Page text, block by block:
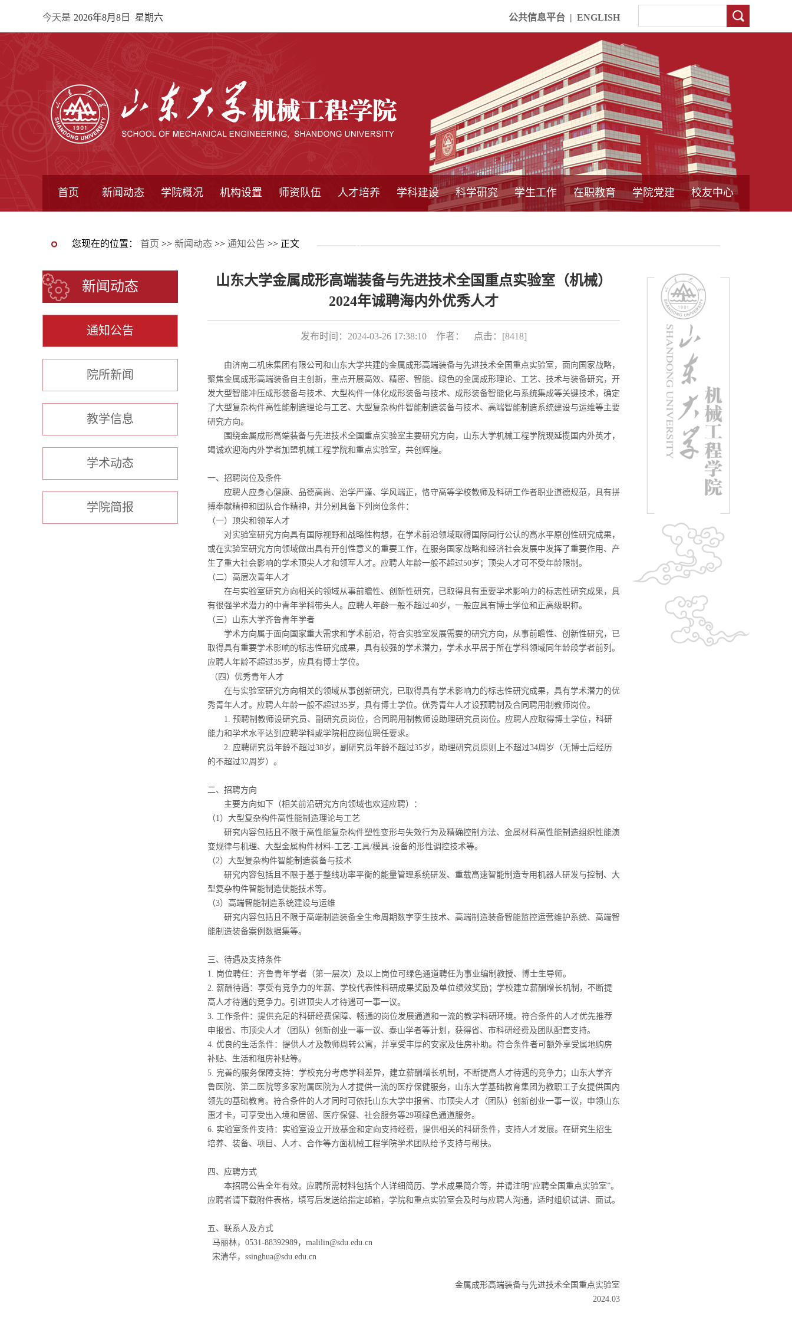
今天是 2026年8月8日 星期六 公共信息平台 | ENGLISH
首页 新闻动态 学院概况 机构设置 师资队伍 人才培养
坛
学科建设 科学研究 学生工作 在职教育 学院党建 校友中心
您现在的位置： 首页 >> 新闻动态 >> 通知公告 >> 正文
新闻动态
通知公告
院所新闻
教学信息
学术动态
学院简报
山东大学金属成形高端装备与先进技术全国重点实验室（机械）
2024年诚聘海内外优秀人才
发布时间：2024-03-26 17:38:10 作者： 点击：[8418]
由济南二机床集团有限公司和山东大学共建的金属成形高端装备与先进技术全国重点实验室，面向国家战略，
聚焦金属成形高端装备自主创新，重点开展高效、精密、智能、绿色的金属成形理论、工艺、技术与装备研究，开
发大型智能冲压成形装备与技术、大型构件一体化成形装备与技术、成形装备智能化与系统集成等关键技术，确定
了大型复杂构件高性能制造理论与工艺、大型复杂构件智能制造装备与技术、高端智能制造系统建设与运维等主要
研究方向。
围绕金属成形高端装备与先进技术全国重点实验室主要研究方向，山东大学机械工程学院现延揽国内外英才，
竭诚欢迎海内外学者加盟机械工程学院和重点实验室，共创辉煌。
一、招聘岗位及条件
应聘人应身心健康、品德高尚、治学严谨、学风端正，恪守高等学校教师及科研工作者职业道德规范，具有拼
搏奉献精神和团队合作精神，并分别具备下列岗位条件：
（一）顶尖和领军人才
对实验室研究方向具有国际视野和战略性构想，在学术前沿领域取得国际同行公认的高水平原创性研究成果，
或在实验室研究方向领域做出具有开创性意义的重要工作，在服务国家战略和经济社会发展中发挥了重要作用、产
生了重大社会影响的学术顶尖人才和领军人才。应聘人年龄一般不超过50岁；顶尖人才可不受年龄限制。
（二）高层次青年人才
在与实验室研究方向相关的领域从事前瞻性、创新性研究，已取得具有重要学术影响力的标志性研究成果，具
有很强学术潜力的中青年学科带头人。应聘人年龄一般不超过40岁，一般应具有博士学位和正高级职称。
（三）山东大学齐鲁青年学者
学术方向属于面向国家重大需求和学术前沿，符合实验室发展需要的研究方向，从事前瞻性、创新性研究，已
取得具有重要学术影响的标志性研究成果，具有较强的学术潜力，学术水平居于所在学科领域同年龄段学者前列。
应聘人年龄不超过35岁，应具有博士学位。
（四）优秀青年人才
在与实验室研究方向相关的领域从事创新研究，已取得具有学术影响力的标志性研究成果，具有学术潜力的优
秀青年人才。应聘人年龄一般不超过35岁，具有博士学位。优秀青年人才设预聘制及合同聘用制教师岗位。
1. 预聘制教师设研究员、副研究员岗位，合同聘用制教师设助理研究员岗位。应聘人应取得博士学位，科研
能力和学术水平达到应聘学科或学院相应岗位聘任要求。
2. 应聘研究员年龄不超过38岁，副研究员年龄不超过35岁，助理研究员原则上不超过34周岁（无博士后经历
的不超过32周岁）。
二、招聘方向
主要方向如下（相关前沿研究方向领域也欢迎应聘）：
（1）大型复杂构件高性能制造理论与工艺
研究内容包括且不限于高性能复杂构件塑性变形与失效行为及精确控制方法、金属材料高性能制造组织性能演
变规律与机理、大型金属构件材料-工艺-工具/模具-设备的形性调控技术等。
（2）大型复杂构件智能制造装备与技术
研究内容包括且不限于基于整线功率平衡的能量管理系统研发、重载高速智能制造专用机器人研发与控制、大
型复杂构件智能制造使能技术等。
（3）高端智能制造系统建设与运维
研究内容包括且不限于高端制造装备全生命周期数字孪生技术、高端制造装备智能监控运营维护系统、高端智
能制造装备案例数据集等。
三、待遇及支持条件
1. 岗位聘任：齐鲁青年学者（第一层次）及以上岗位可绿色通道聘任为事业编制教授、博士生导师。
2. 薪酬待遇：享受有竞争力的年薪、学校代表性科研成果奖励及单位绩效奖励；学校建立薪酬增长机制，不断提
高人才待遇的竞争力。引进顶尖人才待遇可一事一议。
3. 工作条件：提供充足的科研经费保障、畅通的岗位发展通道和一流的教学科研环境。符合条件的人才优先推荐
申报省、市顶尖人才（团队）创新创业一事一议、泰山学者等计划，获得省、市科研经费及团队配套支持。
4. 优良的生活条件：提供人才及教师周转公寓，并享受丰厚的安家及住房补助。符合条件者可额外享受属地购房
补贴、生活和租房补贴等。
5. 完善的服务保障支持：学校充分考虑学科差异，建立薪酬增长机制，不断提高人才待遇的竞争力；山东大学齐
鲁医院、第二医院等多家附属医院为人才提供一流的医疗保健服务，山东大学基础教育集团为教职工子女提供国内
领先的基础教育。符合条件的人才同时可依托山东大学申报省、市顶尖人才（团队）创新创业一事一议，申领山东
惠才卡，可享受出入境和居留、医疗保健、社会服务等29项绿色通道服务。
6. 实验室条件支持：实验室设立开放基金和定向支持经费，提供相关的科研条件，支持人才发展。 在研究生招生
培养、装备、项目、人才、合作等方面机械工程学院学术团队给予支持与帮扶。
四、应聘方式
本招聘公告全年有效。应聘所需材料包括个人详细简历、学术成果简介等，并请注明“应聘全国重点实验室”。
应聘者请下载附件表格，填写后发送给指定邮箱，学院和重点实验室会及时与应聘人沟通，适时组织试讲、面试。
五、联系人及方式
马丽林， 0531-88392989， malilin@sdu.edu.cn
宋清华， ssinghua@sdu.edu.cn
金属成形高端装备与先进技术全国重点实验室
2024.03